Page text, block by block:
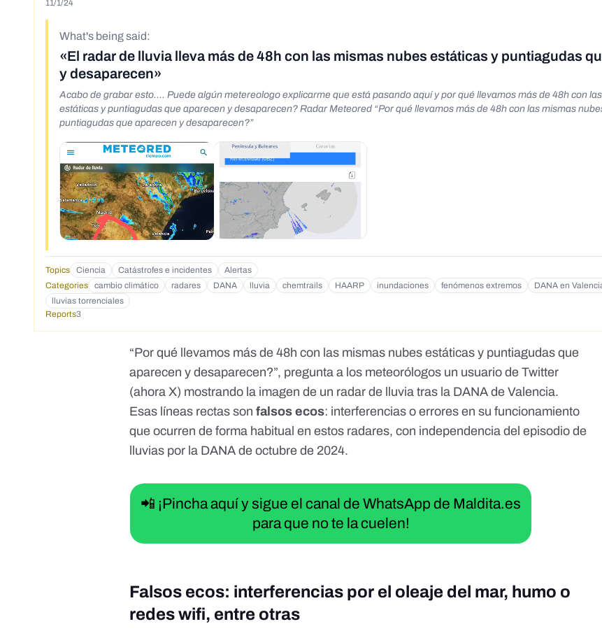
11/1/24
What's being said:
«El radar de lluvia lleva más de 48h con las mismas nubes estáticas y puntiagudas
y desaparecen»
Acabo de grabar esto.... Puede algún metereologo explicarme que está pasando aquí y por qué llevamos más de 48h con
estáticas y puntiagudas que aparecen y desaparecen? Radar Meteored “Por qué llevamos más de 48h con las mismas nubes estáticas y
puntiagudas que aparecen y desaparecen?”
Topics Ciencia Catástrofes e incidentes Alertas
Categories
cambio climático radares DANA lluvia chemtrails HAARP inundaciones fenómenos extremos
DANA en
lluvias torrenciales
Reports3
“Por qué llevamos más de 48h con las mismas nubes estáticas y puntiagudas que
aparecen y desaparecen?”, pregunta a los meteorólogos un usuario de Twitter
(ahora X) mostrando la imagen de un radar de lluvia tras la DANA de Valencia.
Esas líneas rectas sonfalsos ecos: interferencias o errores en su funcionamiento
que ocurren de forma habitual en estos radares, con independencia del episodio de
lluvias por la DANA de octubre de 2024.
📲 ¡Pincha aquí y sigue el canal de WhatsApp de Maldita.es
para que no te la cuelen!
Falsos ecos: interferencias por el oleaje del mar, humo o
redes wifi, entre otras